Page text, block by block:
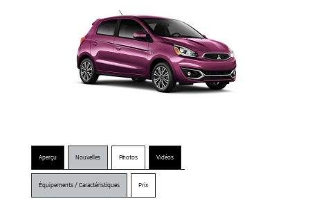
Aperçu Nouvelles Photos Vidéos
Équipements / Caractéristiques Prix